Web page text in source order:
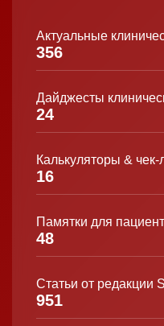
Актуальные
356
Дайджесты
24
Калькуляторы & чек-
16
Памятки для
48
Статьи от редакции
951